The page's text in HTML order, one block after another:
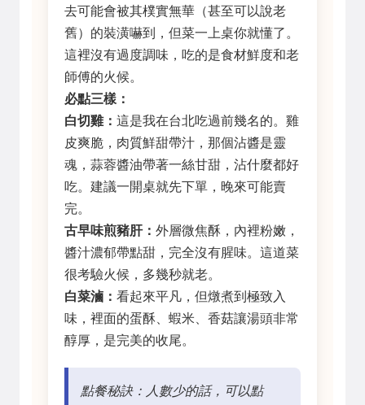
去可能會被其樸實無華（甚至可以說老
舊）的裝潢嚇到，但菜一上桌你就懂了。
這裡沒有過度調味，吃的是食材鮮度和老
師傅的火候。
必點三樣：
白切雞： 這是我在台北吃過前幾名的。雞
皮爽脆，肉質鮮甜帶汁，那個沾醬是靈
魂，蒜蓉醬油帶著一絲甘甜，沾什麼都好
吃。建議一開桌就先下單，晚來可能賣
完。
古早味煎豬肝： 外層微焦酥，內裡粉嫩，
醬汁濃郁帶點甜，完全沒有腥味。這道菜
很考驗火候，多幾秒就老。
白菜滷： 看起來平凡，但燉煮到極致入
味，裡面的蛋酥、蝦米、香菇讓湯頭非常
醇厚，是完美的收尾。
點餐秘訣：人數少的話，可以點